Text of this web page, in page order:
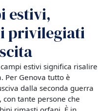
estivi,
privilegiati
estivi significa risalire
Per Genova tutto è
dalla seconda guerra
tante persone che